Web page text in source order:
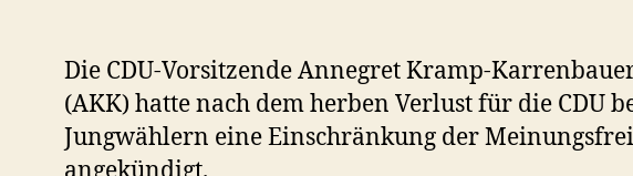
Die CDU-Vorsitzende Annegret Kramp-
(AKK) hatte nach dem herben Verlust für die CDU
Jungwählern eine Einschränkung der